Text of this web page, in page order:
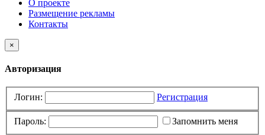
О проекте
Размещение рекламы
Контакты
×
Авторизация
Логин: Регистрация
Пароль: Запомнить меня